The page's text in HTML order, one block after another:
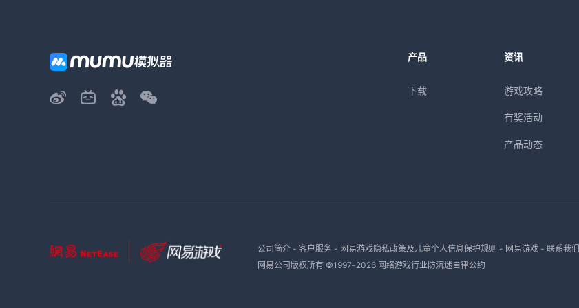
产品
下载
资讯
游戏攻略
有奖活动
产品动态
公司简介- 客户服务- 网易游戏隐私政策及儿童个人信息保护规则 - 网易游戏- 联系我们
网易公司版权所有 ©1997-2026 网络游戏行业防沉迷自律公约